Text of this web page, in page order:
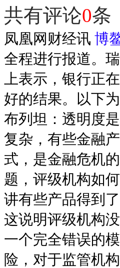
共有评论0条
凤凰网财经讯 博
全程进行报道。
上表示，银行正
好的结果。以下
布列坦：透明度
复杂，有些金融
式，是金融危机
题，评级机构如
讲有些产品得到
这说明评级机构
一个完全错误的
险，对于监管机